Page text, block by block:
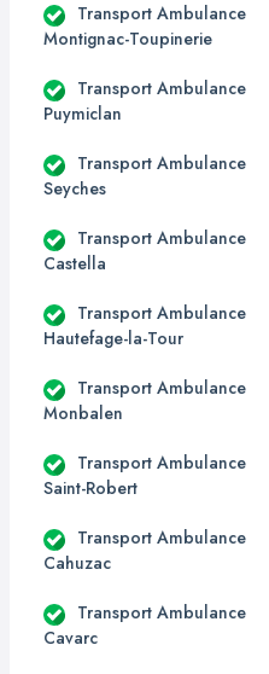
Transport Ambulance
Montignac-Toupinerie
Transport Ambulance
Puymiclan
Transport Ambulance
Seyches
Transport Ambulance
Castella
Transport Ambulance
Hautefage-la-Tour
Transport Ambulance
Monbalen
Transport Ambulance
Saint-Robert
Transport Ambulance
Cahuzac
Transport Ambulance
Cavarc